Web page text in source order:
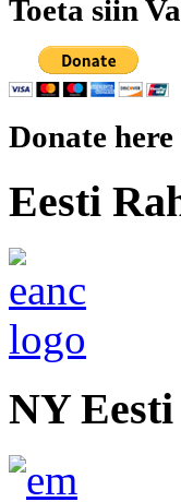
Toeta siin
Donate
Eesti
NY